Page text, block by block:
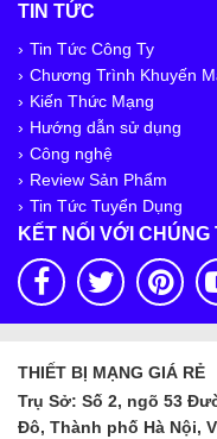
TIN TỨC
Tin Tức Công Ty
Chương Trình Khuyến
Kiến Thức Mạng
Hướng dẫn sử dụng
Công nghệ
Review Sản Phẩm
Tin Tức Tuyển Dụng
KẾT NỐI VỚI CHÚNG
THIẾT BỊ MẠNG GIÁ RẺ
Trụ Sở: Số 2, ngõ 53
Đô, Thành phố Hà Nội,